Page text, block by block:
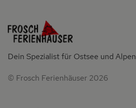
Dein Spezialist für Ostsee und Alpen
© Frosch Ferienhäuser 2026